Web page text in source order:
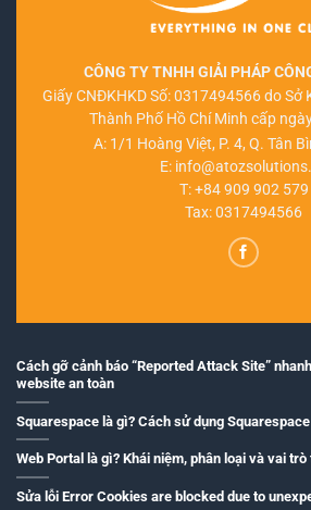
CÔNG TY TNHH GIẢI PHÁP
Giấy CNĐKHKD Số: 0317494566 do Sở
Thành Phố Hồ Chí Minh cấp
A: 1/1 Hoàng Việt, P. 4, Q. Tân
E:
T:+84 909 902 579
Tax: 0317494566
Cách gỡ cảnh báo “Reported Attack Site”
website an toàn
Squarespace là gì? Cách sử dụng
Web Portal là gì? Khái niệm, phân loại và vai
Sửa lỗi Error Cookies are blocked due to